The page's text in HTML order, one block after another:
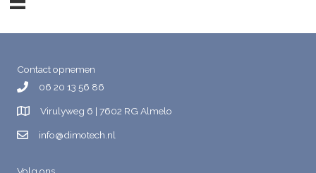
Contact opnemen
06 20 13 56 86
Virulyweg 6 | 7602 RG Almelo
info@dimotech.nl